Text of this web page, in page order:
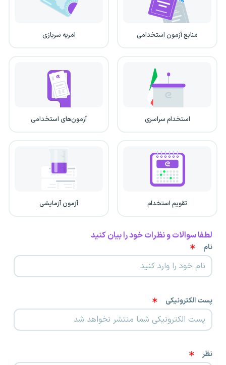
منابع آزمون استخدامی امریه سربازی
استخدام سراسری آزمون‌های استخدامی
تقویم استخدام آزمون آزمایشی
لطفا سوالات و نظرات خود را بیان کنید
نام
پست الکترونیکی
نظر